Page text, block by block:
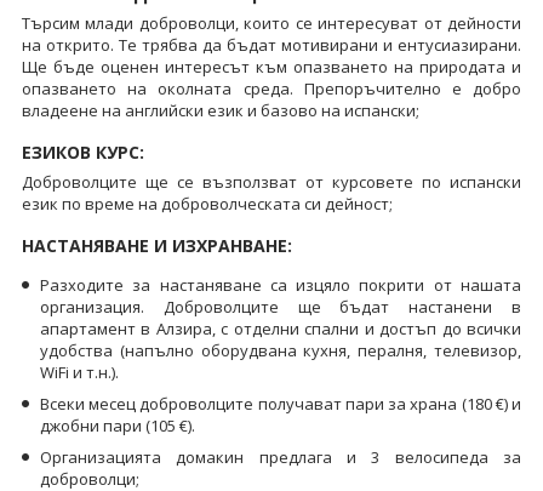
Търсим млади доброволци, които се интересуват от дейности
на открито. Те трябва да бъдат мотивирани и ентусиазирани.
Ще бъде оценен интересът към опазването на природата и
опазването на околната среда. Препоръчително е добро
владеене на английски език и базово на испански;
ЕЗИКОВ КУРС:
Доброволците ще се възползват от курсовете по испански
език по време на доброволческата си дейност;
НАСТАНЯВАНЕ И ИЗХРАНВАНЕ:
Разходите за настаняване са изцяло покрити от нашата
организация. Доброволците ще бъдат настанени в
апартамент в Алзира, с отделни спални и достъп до всички
удобства (напълно оборудвана кухня, пералня, телевизор,
WiFi и т.н.).
Всеки месец доброволците получават пари за храна (180 €) и
джобни пари (105 €).
Организацията домакин предлага и 3 велосипеда за
доброволци;